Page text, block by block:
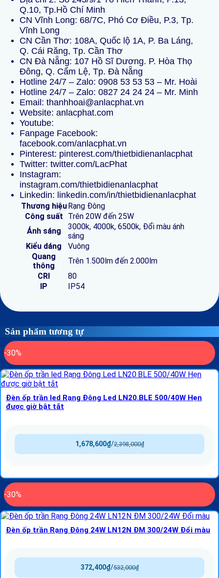
Q.10, Tp.Hồ Chí Minh
CN Vĩnh Long: 68/7C, Phó Cơ Điều, P.3, Tp.
Vĩnh Long
CN Cần Thơ: 108A, Quốc lộ 1A, P. Ba Láng,
Q. Cái Răng, Tp. Cần Thơ
CN Đà Nẵng: 107 Hồ Sĩ Dương. P. Hòa Thọ
Đông, Q. Cẩm Lệ, Tp. Đà Nẵng
Hotline 24/7 – Zalo: 0908 53 53 53 – Mr. Hoài
Hotline 24/7 – Zalo: 0827 24 24 24 – Mr. Minh
Email: thanhhoai@anlacphat.vn
Website: anlacphat.com
Youtube:
Fanpage Facebook:
facebook.com/anlacphat.vn
Pinterest: pinterest.com/thietbidienanlacphat
Twitter: twitter.com/LacPhat
Instagram:
instagram.com/thietbidienanlacphat
Linkedin: linkedin.com/in/thietbidienanlacphat
Thương hiệuRạng Đông
Công suất
Trên 20W đến 25W
Ánh sáng
3000k, 4000k, 6500k, Đổi màu ánh
sáng
Kiểu dáng
Vuông
Quang
thông
Trên 1.500lm đến 2.000lm
CRI
80
IP
IP54
Sản phẩm tương tự
-30%
Đèn ốp trần led Rạng Đông Led LN20.BLE 500/40W Hẹn
được giờ bật tắt
2,398,000₫
/
1,678,600₫
-30%
Đèn ốp trần Rạng Đông 24W LN12N ĐM 300/24W Đổi màu
532,000₫
/
372,400₫